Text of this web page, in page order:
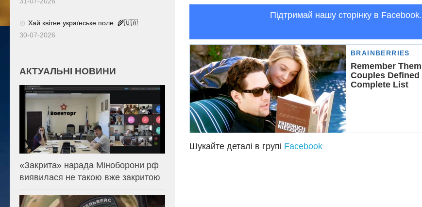
Підтримай нашу сторінку в Facebook.
Шукайте деталі в групі Facebook
Хай квітне українське поле. 🌾🇺🇦
30-07-2026
АКТУАЛЬНІ НОВИНИ
«Закрита» нарада Міноборони рф
виявилася не такою вже закритою